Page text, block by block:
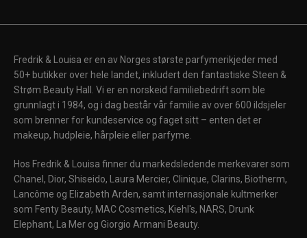
Fredrik & Louisa er en av Norges største parfymerikjeder med
50+ butikker over hele landet, inkludert den fantastiske Steen &
Strøm Beauty Hall. Vi er en norskeid familiebedrift som ble
grunnlagt i 1984, og i dag består vår familie av over 600 ildsjeler
som brenner for kundeservice og faget sitt – enten det er
makeup, hudpleie, hårpleie eller parfyme.
Hos Fredrik & Louisa finner du markedsledende merkevarer som
Chanel, Dior, Shiseido, Laura Mercier, Clinique, Clarins, Biotherm,
Lancôme og Elizabeth Arden, samt internasjonale kultmerker
som Fenty Beauty, MAC Cosmetics, Kiehl's, NARS, Drunk
Elephant, La Mer og Giorgio Armani Beauty.